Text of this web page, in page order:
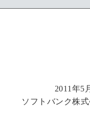
2011年5
ソフトバンク株